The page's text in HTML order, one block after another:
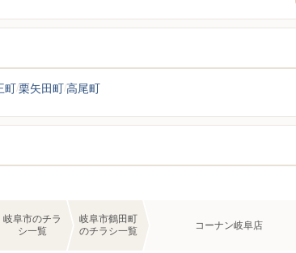
町栗矢田町高尾町
岐阜市のチラ
シ一覧
岐阜市鶴田町
のチラシ一覧
コーナン岐阜店